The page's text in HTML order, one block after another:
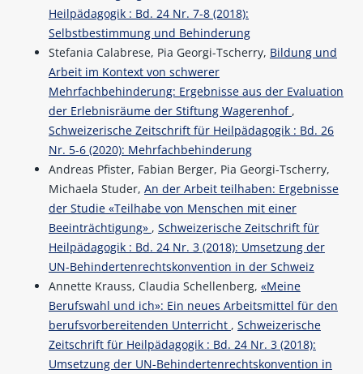
Heilpädagogik : Bd. 24 Nr. 7-8 (2018):
Selbstbestimmung und Behinderung
Stefania Calabrese, Pia Georgi-Tscherry, Bildung und
Arbeit im Kontext von schwerer
Mehrfachbehinderung: Ergebnisse aus der Evaluation
der Erlebnisräume der Stiftung Wagerenhof ,
Schweizerische Zeitschrift für Heilpädagogik : Bd. 26
Nr. 5-6 (2020): Mehrfachbehinderung
Andreas Pfister, Fabian Berger, Pia Georgi-Tscherry,
Michaela Studer, An der Arbeit teilhaben: Ergebnisse
der Studie «Teilhabe von Menschen mit einer
Beeinträchtigung» , Schweizerische Zeitschrift für
Heilpädagogik : Bd. 24 Nr. 3 (2018): Umsetzung der
UN-Behindertenrechtskonvention in der Schweiz
Annette Krauss, Claudia Schellenberg, «Meine
Berufswahl und ich»: Ein neues Arbeitsmittel für den
berufsvorbereitenden Unterricht , Schweizerische
Zeitschrift für Heilpädagogik : Bd. 24 Nr. 3 (2018):
Umsetzung der UN-Behindertenrechtskonvention in